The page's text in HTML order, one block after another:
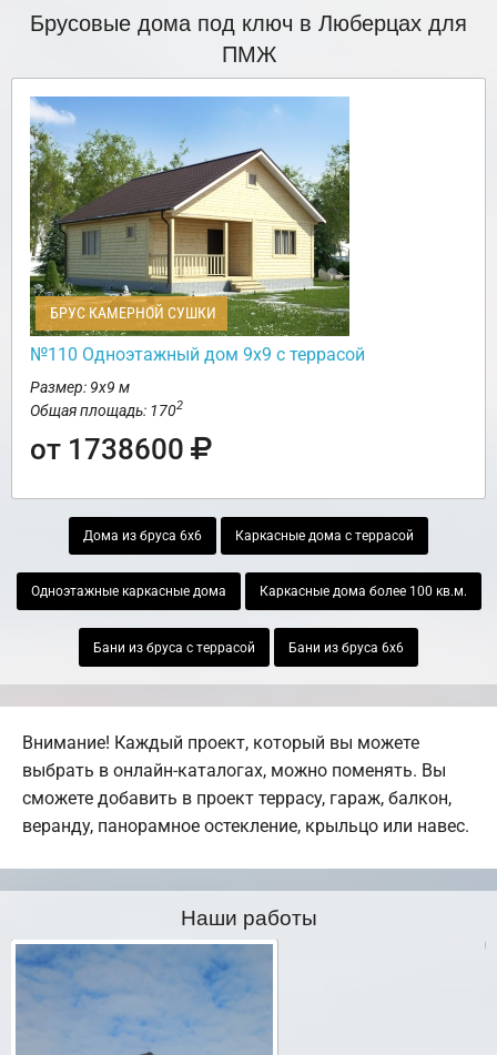
Брусовые дома под ключ в Люберцах для
ПМЖ
БРУС КАМЕРНОЙ СУШКИ
№110 Одноэтажный дом 9х9 с террасой
Размер: 9х9 м
Общая площадь: 1702
от 1738600
Дома из бруса 6х6 Каркасные дома с террасой
Одноэтажные каркасные дома Каркасные дома более 100 кв.м.
Бани из бруса с террасой Бани из бруса 6х6
Внимание! Каждый проект, который вы можете
выбрать в онлайн-каталогах, можно поменять. Вы
сможете добавить в проект террасу, гараж, балкон,
веранду, панорамное остекление, крыльцо или навес.
Наши работы